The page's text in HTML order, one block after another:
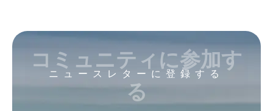
ニュースレターに登録する
コミュニティに参加す
る